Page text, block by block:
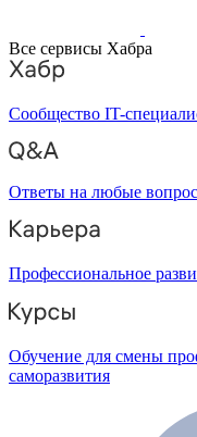
Все сервисы Хабра
Сообщество IT-
Ответы на любые
Профессиональное
Обучение для смены
саморазвития